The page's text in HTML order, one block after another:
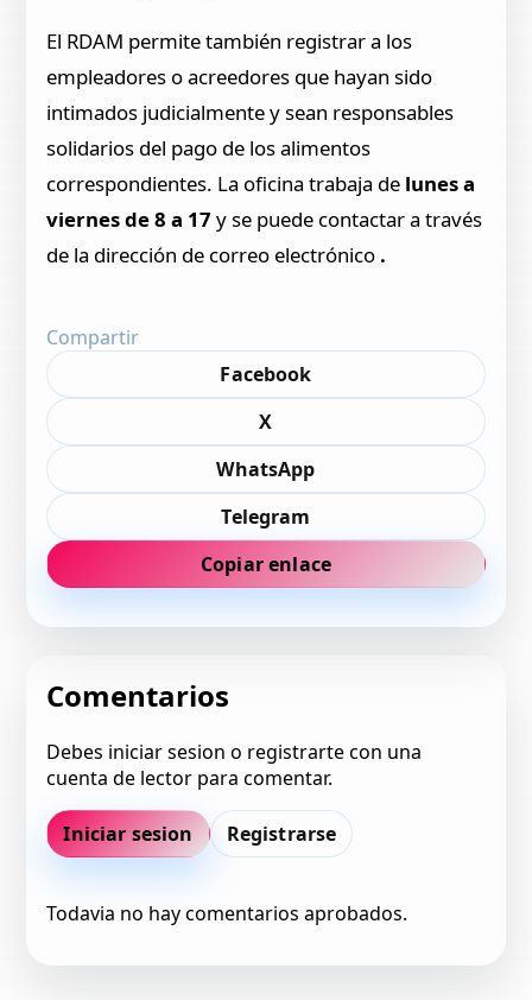
El RDAM permite también registrar a los
empleadores o acreedores que hayan sido
intimados judicialmente y sean responsables
solidarios del pago de los alimentos
correspondientes. La oficina trabaja de lunes a
viernes de 8 a 17 y se puede contactar a través
de la dirección de correo electrónico .
Compartir
Facebook
X
WhatsApp
Telegram
Copiar enlace
Comentarios
Debes iniciar sesion o registrarte con una
cuenta de lector para comentar.
Iniciar sesion Registrarse
Todavia no hay comentarios aprobados.